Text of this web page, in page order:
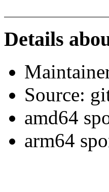
Details
Source:
amd64
arm64